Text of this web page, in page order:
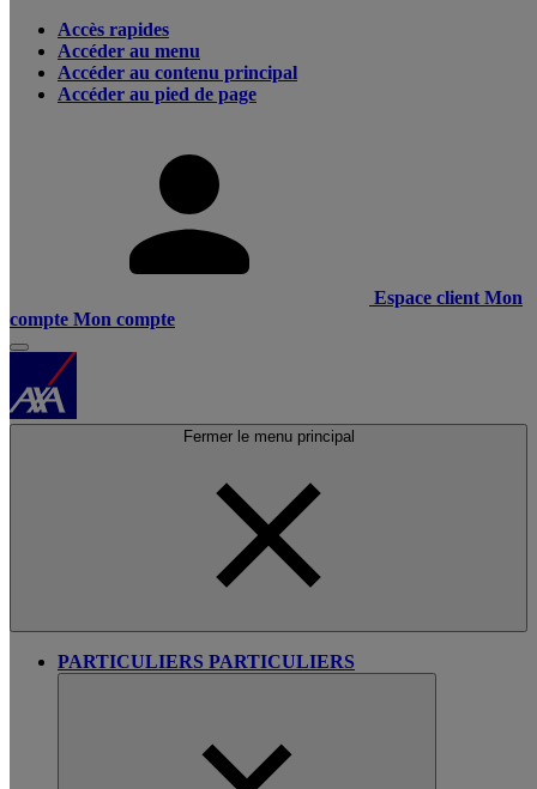
Accès rapides
Accéder au menu
Accéder au contenu principal
Accéder au pied de page
Espace client Mon
compte Mon compte
Fermer le menu principal
PARTICULIERS PARTICULIERS